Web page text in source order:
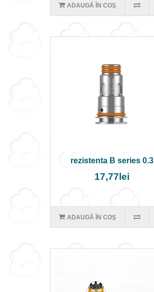
ADAUGĂ ÎN COŞ
rezistenta B series 0.3
17,77lei
ADAUGĂ ÎN COŞ